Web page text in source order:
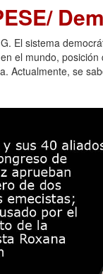
El sistema
el mundo,
Actualmente, se